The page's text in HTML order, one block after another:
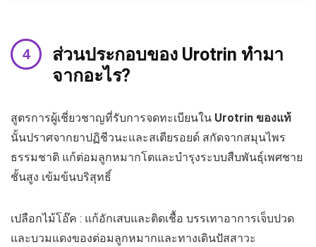
ส่วนประกอบของ Urotrin ทำมา
จากอะไร?
สูตรการผู้เชี่ยวชาญที่รับการจดทะเบียนใน Urotrin ของแท้
นั้นปราศจากยาปฏิชีวนะและสเตียรอยด์ สกัดจากสมุนไพร
ธรรมชาติ แก้ต่อมลูกหมากโตและบำรุงระบบสืบพันธุ์เพศชาย
ชั้นสูง เข้มข้นบริสุทธิ์
เปลือกไม้โอ๊ค : แก้อักเสบและติดเชื้อ บรรเทาอาการเจ็บปวด
และบวมแดงของต่อมลูกหมากและทางเดินปัสสาวะ